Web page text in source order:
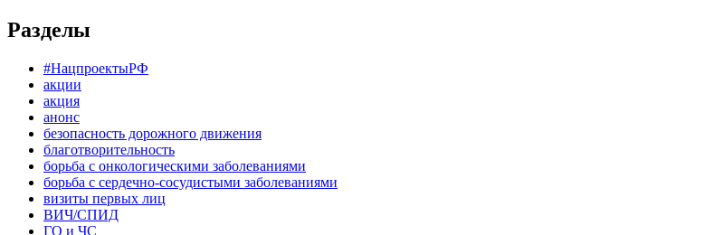
Разделы
#НацпроектыРФ
акции
акция
анонс
безопасность дорожного движения
благотворительность
борьба с онкологическими заболеваниями
борьба с сердечно-сосудистыми заболеваниями
визиты первых лиц
ВИЧ/СПИД
ГО и ЧС